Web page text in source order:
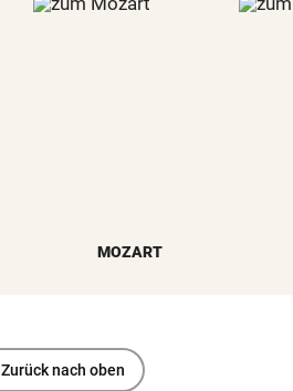
MOZART
Zurück nach oben